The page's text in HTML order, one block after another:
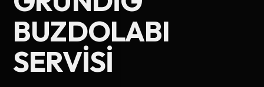
BUZDOLABI
SERVISI
Telefon Numarası
Hizmet Türü